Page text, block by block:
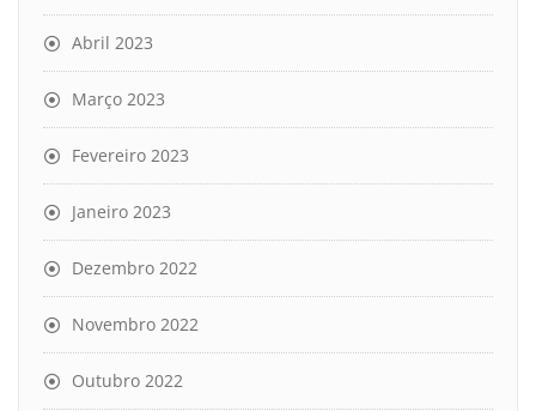
Abril 2023
Março 2023
Fevereiro 2023
Janeiro 2023
Dezembro 2022
Novembro 2022
Outubro 2022